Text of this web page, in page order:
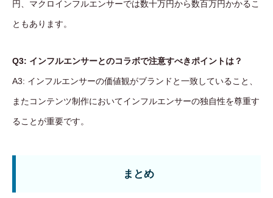
円、マクロインフルエンサーでは数十万円から数百万円かかるこ
ともあります。
Q3: インフルエンサーとのコラボで注意すべきポイントは？
A3: インフルエンサーの価値観がブランドと一致していること、
またコンテンツ制作においてインフルエンサーの独自性を尊重す
ることが重要です。
まとめ